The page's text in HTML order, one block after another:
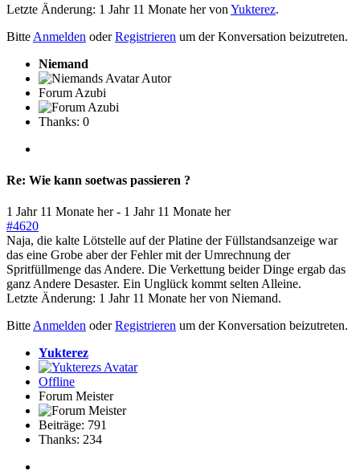
Letzte Änderung: 1 Jahr 11 Monate her von Yukterez.
Bitte Anmelden oderRegistrieren um der Konversation beizutreten.
Niemand
Autor
Forum Azubi
Thanks: 0
Re: Wie kann soetwas passieren ?
1 Jahr 11 Monate her- 1 Jahr 11 Monate her
#4620
Naja, die kalte Lötstelle auf der Platine der Füllstandsanzeige war
das eine Grobe aber der Fehler mit der Umrechnung der
Spritfüllmenge das Andere. Die Verkettung beider Dinge ergab das
ganz Andere Desaster. Ein Unglück kommt selten Alleine.
Letzte Änderung: 1 Jahr 11 Monate her von Niemand.
Bitte Anmelden oderRegistrieren um der Konversation beizutreten.
Yukterez
Offline
Forum Meister
Beiträge: 791
Thanks: 234